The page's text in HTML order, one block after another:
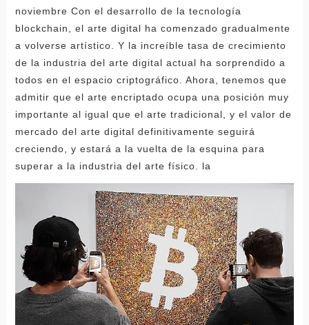
noviembre Con el desarrollo de la tecnología
blockchain, el arte digital ha comenzado gradualmente
a volverse artístico. Y la increíble tasa de crecimiento
de la industria del arte digital actual ha sorprendido a
todos en el espacio criptográfico. Ahora, tenemos que
admitir que el arte encriptado ocupa una posición muy
importante al igual que el arte tradicional, y el valor de
mercado del arte digital definitivamente seguirá
creciendo, y estará a la vuelta de la esquina para
superar a la industria del arte físico. la